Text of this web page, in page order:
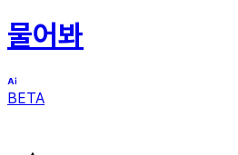
물어봐
BETA